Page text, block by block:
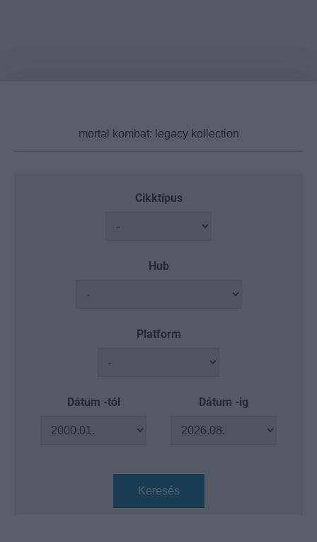
Cikktípus
Hub
Platform
Dátum -tól Dátum -ig
Keresés